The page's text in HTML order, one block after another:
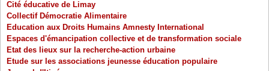
Cité éducative de Limay
Collectif Démocratie Alimentaire
Education aux Droits Humains Amnesty International
Espaces d'émancipation collective et de transformation sociale
Etat des lieux sur la recherche-action urbaine
Etude sur les associations jeunesse éducation populaire